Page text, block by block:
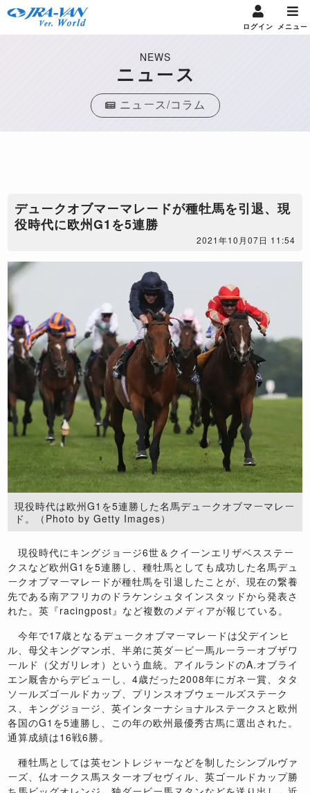
ログイン メニュー
NEWS
ニュース
ニュース/コラム
​デュークオブマーマレードが種牡馬を引退、現
役時代に欧州G1を5連勝
2021年10月07日 11:54
現役時代は欧州G1を5連勝した名馬デュークオブマーマレー
ド。（Photo by Getty Images）
現役時代にキングジョージ6世＆クイーンエリザベスステー
クスなど欧州G1を5連勝し、種牡馬としても成功した名馬デュ
ークオブマーマレードが種牡馬を引退したことが、現在の繋養
先である南アフリカのドラケンシュタインスタッドから発表さ
れた。英『racingpost』など複数のメディアが報じている。
今年で17歳となるデュークオブマーマレードは父デインヒ
ル、母父キングマンボ、半弟に英ダービー馬ルーラーオブザワ
ールド（父ガリレオ）という血統。アイルランドのA.オブライ
エン厩舎からデビューし、4歳だった2008年にガネー賞、タタ
ソールズゴールドカップ、プリンスオブウェールズステーク
ス、キングジョージ、英インターナショナルステークスと欧州
各国のG1を5連勝し、この年の欧州最優秀古馬に選出された。
通算成績は16戦6勝。
種牡馬としては英セントレジャーなどを制したシンプルヴァ
ーズ、仏オークス馬スターオブセヴィル、英ゴールドカップ勝